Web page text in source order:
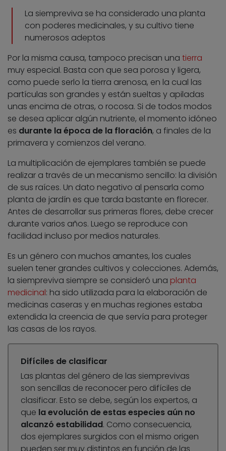
La siempreviva se ha considerado una planta
con poderes medicinales, y su cultivo tiene
numerosos adeptos
Por la misma causa, tampoco precisan una tierra
muy especial. Basta con que sea porosa y ligera,
como puede serlo la tierra arenosa, en la cual las
partículas son grandes y están sueltas y apiladas
unas encima de otras, o rocosa. Si de todos modos
se desea aplicar algún nutriente, el momento idóneo
es durante la época de la floración, a finales de la
primavera y comienzos del verano.
La multiplicación de ejemplares también se puede
realizar a través de un mecanismo sencillo: la división
de sus raíces. Un dato negativo al pensarla como
planta de jardín es que tarda bastante en florecer.
Antes de desarrollar sus primeras flores, debe crecer
durante varios años. Luego se reproduce con
facilidad incluso por medios naturales.
Es un género con muchos amantes, los cuales
suelen tener grandes cultivos y colecciones. Además,
la siempreviva siempre se consideró una planta
medicinal: ha sido utilizada para la elaboración de
medicinas caseras y en muchas regiones estaba
extendida la creencia de que servía para proteger
las casas de los rayos.
Difíciles de clasificar
Las plantas del género de las siemprevivas
son sencillas de reconocer pero difíciles de
clasificar. Esto se debe, según los expertos, a
que la evolución de estas especies aún no
alcanzó estabilidad. Como consecuencia,
dos ejemplares surgidos con el mismo origen